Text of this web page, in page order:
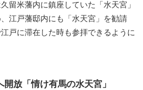
留米藩内に鎮座していた「水天宮」
江戸藩邸内にも「水天宮」を勧請
戸に滞在した時も参拝できるように
放「情け有馬の水天宮」